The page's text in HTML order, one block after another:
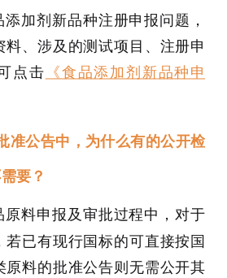
加剂新品种注册申报问题，
、涉及的测试项目、注册申
点击 《食品添加剂新品种申
准公告中，为什么有的公开检
要？
原料申报及审批过程中，对于
若已有现行国标的可直接按国
原料的批准公告则无需公开其